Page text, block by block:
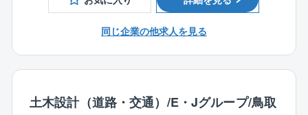
ースもある（ほぼなし）
■業務内容：主に橋梁分野の調査点検に関わる業務を行
っていただきます。
AIやクラウドなどDXの活用により、作業の効率化を進
【受注元】官公庁案件：9割（うち3割が国、7割が県や
同じ企業の他求人を見る
土木設計（道路・交通）/E・Jグループ/鳥取